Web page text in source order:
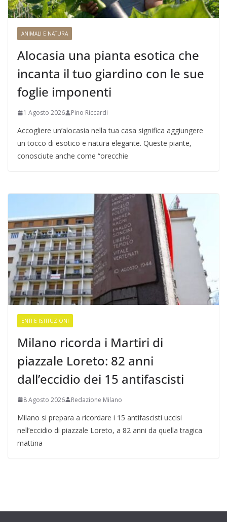
ANIMALI E NATURA
Alocasia una pianta esotica che
incanta il tuo giardino con le sue
foglie imponenti
1 Agosto 2026 Pino Riccardi
Accogliere un’alocasia nella tua casa significa aggiungere
un tocco di esotico e natura elegante. Queste piante,
conosciute anche come “orecchie
ENTI E ISTITUZIONI
Milano ricorda i Martiri di
piazzale Loreto: 82 anni
dall’eccidio dei 15 antifascisti
8 Agosto 2026 Redazione Milano
Milano si prepara a ricordare i 15 antifascisti uccisi
nell’eccidio di piazzale Loreto, a 82 anni da quella tragica
mattina